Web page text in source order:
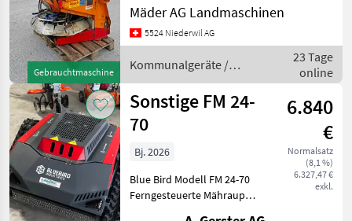
Gebrauchtmaschine
einfachwirkend - Volumen :
Rührwerk : für Split
Mäder AG Landmaschinen
5524 Niederwil AG
Kommunalgeräte /
Rauch
23 Tage
online
Sonstige FM 24-
70
6.840
€
Normalsatz
(8,1 %)
6.327,47 €
exkl.
Bj. 2026
Blue Bird Modell FM 24-70
Ferngesteuerte Mähraupe